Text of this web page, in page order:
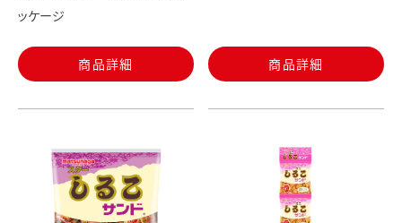
ッケージ
商品詳細 商品詳細